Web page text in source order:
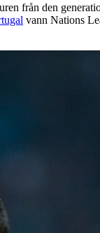
från den
vann Nations